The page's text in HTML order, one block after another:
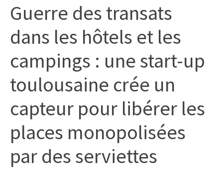
politique,
météo,
faits
et
initiatives
citoyennes
Guerre des transats
dans les hôtels et les
campings : une start-up
toulousaine crée un
capteur pour libérer les
places monopolisées
par des serviettes